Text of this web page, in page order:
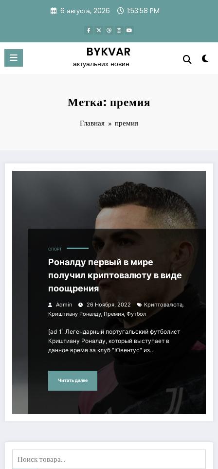
6 августа, 2026 1:53:59 PM
BYKVAR
актуальних новин
Метка: премия
Главная премия
СПОРТ
Роналду первый в мире
получил криптовалюту в виде
поощрения
Admin 26 Ноября, 2022 Криптовалюта,
Криштиану Роналду, Премия, Футбол
[ad_1] Легендарный португальский футболист
Криштиану Роналду, который выступает в
данное время за клуб "Ювентус" из…
Читать далее